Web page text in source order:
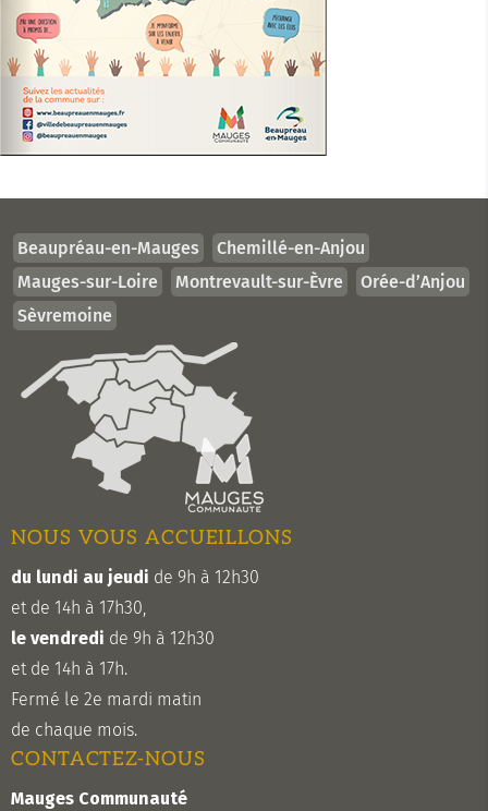
Beaupréau-en-Mauges
Chemillé-en-Anjou
Mauges-sur-Loire
Montrevault-sur-Èvre
Orée-d’Anjou
Sèvremoine
NOUS VOUS ACCUEILLONS
du lundi au jeudi de 9h à 12h30
et de 14h à 17h30,
le vendredi de 9h à 12h30
et de 14h à 17h.
Fermé le 2e mardi matin
de chaque mois.
CONTACTEZ-NOUS
Mauges Communauté